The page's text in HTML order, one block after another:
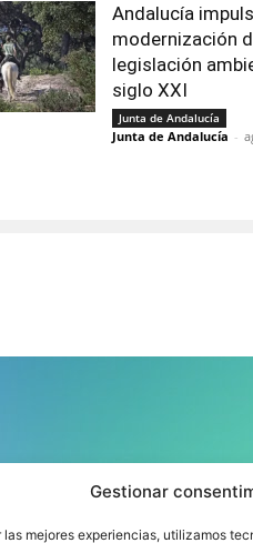
Gestionar
las mejores experiencias, utilizamos
Andalucía
modernización
legislación
siglo XXI
Junta de Andalucía
Junta de Andalucía -